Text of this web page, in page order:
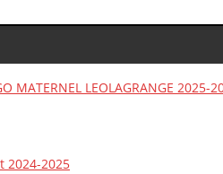
MATERNEL LEOLAGRANGE 2025-
2024-2025